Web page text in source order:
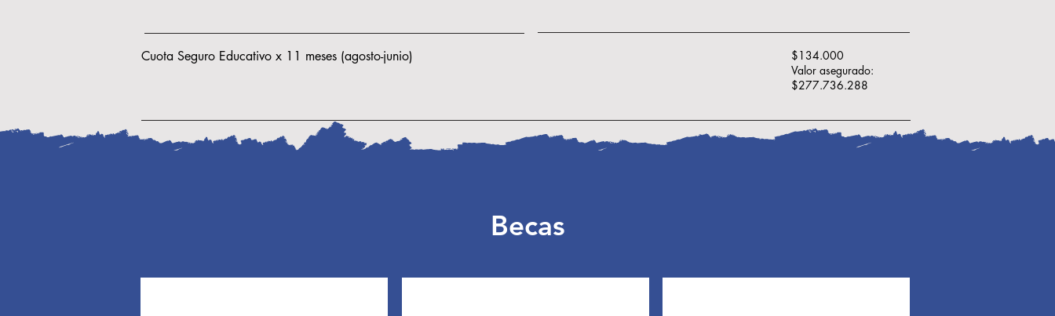
Cuota Seguro Educativo x 11 meses (agosto-junio)
$134.000
Valor asegurado:
$277.736.288
Becas